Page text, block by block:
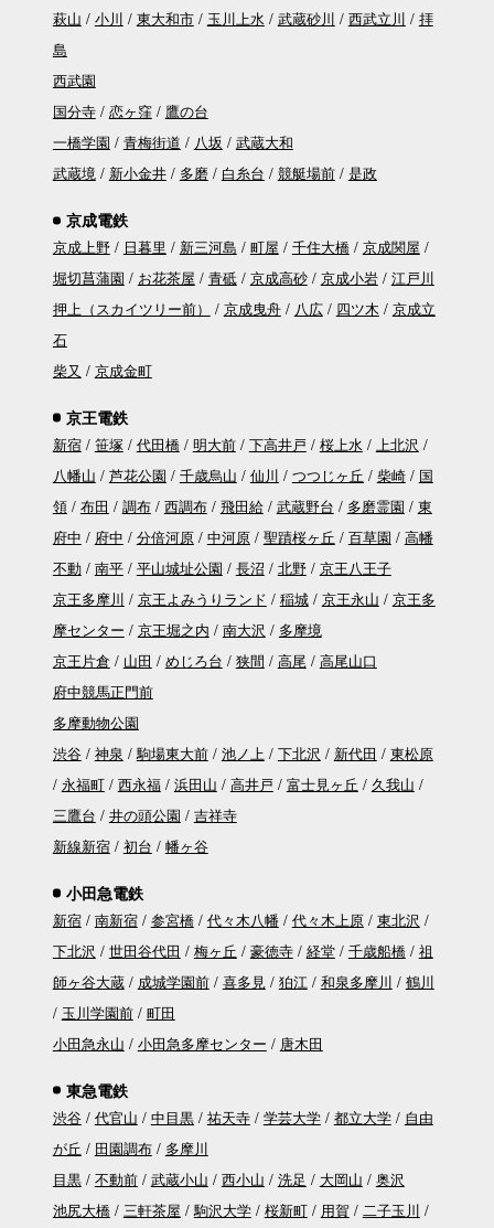
萩山
小川 東大和市 玉川上水 武蔵砂川 西武立川
拝
島
西武園
国分寺
恋ヶ窪
鷹の台
一橋学園
青梅街道 八坂
武蔵大和
武蔵境
新小金井 多磨 白糸台 競艇場前 是政
京成電鉄
京成上野 日暮里 新三河島 町屋 千住大橋
京成関屋
堀切菖蒲園
お花茶屋 青砥 京成高砂 京成小岩
江戸川
押上（スカイツリー前）
京成曳舟 八広 四ツ木
京成立
石
柴又
京成金町
京王電鉄
新宿 笹塚 代田橋 明大前 下高井戸 桜上水
上北沢
八幡山
芦花公園 千歳烏山 仙川 つつじヶ丘 柴崎
国
領
布田 調布 西調布 飛田給 武蔵野台 多磨霊園
東
府中
府中 分倍河原 中河原 聖蹟桜ヶ丘 百草園
高幡
不動
南平 平山城址公園 長沼 北野
京王八王子
京王多摩川
京王よみうりランド 稲城 京王永山
京王多
摩センター
京王堀之内 南大沢
多摩境
京王片倉
山田 めじろ台 狭間 高尾
高尾山口
府中競馬正門前
多摩動物公園
渋谷
神泉 駒場東大前 池ノ上 下北沢 新代田
東松原
永福町
西永福 浜田山 高井戸 富士見ヶ丘
久我山
三鷹台
井の頭公園
吉祥寺
新線新宿
初台 幡ヶ谷
小田急電鉄
新宿 南新宿 参宮橋 代々木八幡 代々木上原
東北沢
下北沢
世田谷代田 梅ヶ丘 豪徳寺 経堂 千歳船橋
祖
師ヶ谷大蔵
成城学園前 喜多見 狛江 和泉多摩川
鶴川
玉川学園前
町田
小田急永山
小田急多摩センター 唐木田
東急電鉄
渋谷 代官山 中目黒 祐天寺 学芸大学 都立大学
自由
が丘
田園調布
多摩川
目黒
不動前 武蔵小山 西小山 洗足 大岡山
奥沢
池尻大橋
三軒茶屋 駒沢大学 桜新町 用賀
二子玉川